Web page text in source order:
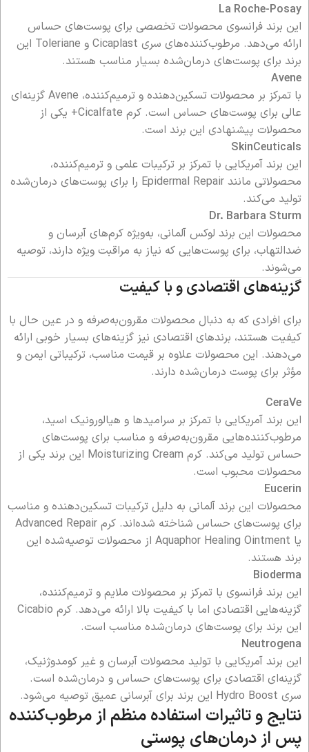
La Roche-Posay
این برند فرانسوی محصولات تخصصی برای پوست‌های حساس
ارائه می‌دهد. مرطوب‌کننده‌های سری Cicaplast و Toleriane این
برند برای پوست‌های درمان‌شده بسیار مناسب هستند.
Avene
با تمرکز بر محصولات تسکین‌دهنده و ترمیم‌کننده، Avene گزینه‌ای
عالی برای پوست‌های حساس است. کرم Cicalfate+ یکی از
محصولات پیشنهادی این برند است.
SkinCeuticals
این برند آمریکایی با تمرکز بر ترکیبات علمی و ترمیم‌کننده،
محصولاتی مانند Epidermal Repair را برای پوست‌های درمان‌شده
تولید می‌کند.
Dr. Barbara Sturm
محصولات این برند لوکس آلمانی، به‌ویژه کرم‌های آبرسان و
ضدالتهاب، برای پوست‌هایی که نیاز به مراقبت ویژه دارند، توصیه
می‌شوند.
گزینه‌های اقتصادی و با کیفیت
برای افرادی که به دنبال محصولات مقرون‌به‌صرفه و در عین حال با
کیفیت هستند، برندهای اقتصادی نیز گزینه‌های بسیار خوبی ارائه
می‌دهند. این محصولات علاوه بر قیمت مناسب، ترکیباتی ایمن و
مؤثر برای پوست درمان‌شده دارند.
CeraVe
این برند آمریکایی با تمرکز بر سرامیدها و هیالورونیک اسید،
مرطوب‌کننده‌هایی مقرون‌به‌صرفه و مناسب برای پوست‌های
حساس تولید می‌کند. کرم Moisturizing Cream این برند یکی از
محصولات محبوب است.
Eucerin
محصولات این برند آلمانی به دلیل ترکیبات تسکین‌دهنده و مناسب
برای پوست‌های حساس شناخته شده‌اند. کرم Advanced Repair
یا Aquaphor Healing Ointment از محصولات توصیه‌شده این
برند هستند.
Bioderma
این برند فرانسوی با تمرکز بر محصولات ملایم و ترمیم‌کننده،
گزینه‌هایی اقتصادی اما با کیفیت بالا ارائه می‌دهد. کرم Cicabio
این برند برای پوست‌های درمان‌شده مناسب است.
Neutrogena
این برند آمریکایی با تولید محصولات آبرسان و غیر کومدوژنیک،
گزینه‌ای اقتصادی برای پوست‌های حساس و درمان‌شده است.
سری Hydro Boost این برند برای آبرسانی عمیق توصیه می‌شود.
نتایج و تاثیرات استفاده منظم از مرطوب‌کننده
پس از درمان‌های پوستی